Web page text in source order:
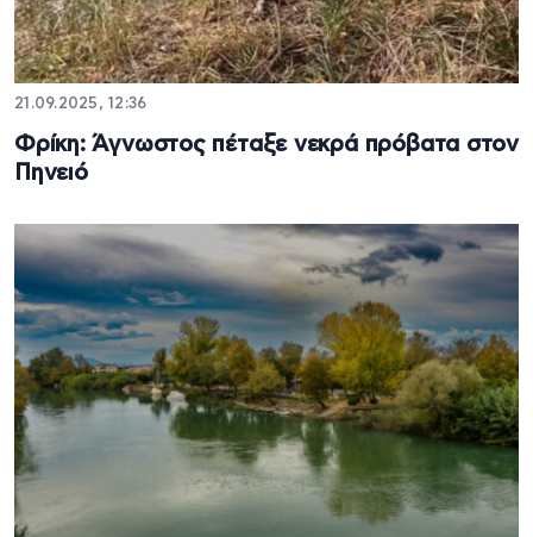
21.09.2025, 12:36
Φρίκη: Άγνωστος πέταξε νεκρά πρόβατα στον
Πηνειό